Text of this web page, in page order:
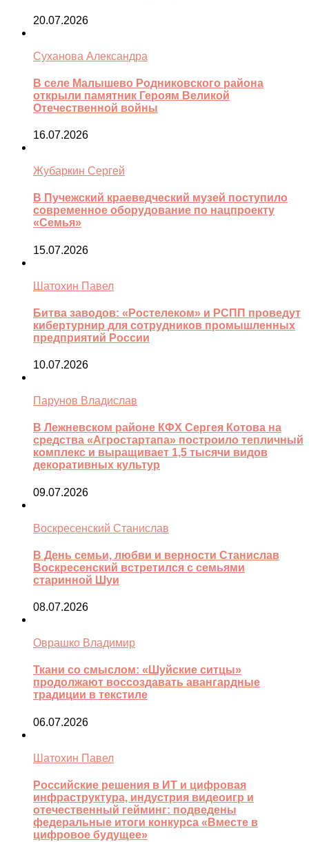
20.07.2026
Суханова Александра
В селе Малышево Родниковского района
открыли памятник Героям Великой
Отечественной войны
16.07.2026
Жубаркин Сергей
В Пучежский краеведческий музей поступило
современное оборудование по нацпроекту
«Семья»
15.07.2026
Шатохин Павел
Битва заводов: «Ростелеком» и РСПП проведут
кибертурнир для сотрудников промышленных
предприятий России
10.07.2026
Парунов Владислав
В Лежневском районе КФХ Сергея Котова на
средства «Агростартапа» построило тепличный
комплекс и выращивает 1,5 тысячи видов
декоративных культур
09.07.2026
Воскресенский Станислав
В День семьи, любви и верности Станислав
Воскресенский встретился с семьями
старинной Шуи
08.07.2026
Оврашко Владимир
Ткани со смыслом: «Шуйские ситцы»
продолжают воссоздавать авангардные
традиции в текстиле
06.07.2026
Шатохин Павел
Российские решения в ИТ и цифровая
инфраструктура, индустрия видеоигр и
отечественный гейминг: подведены
федеральные итоги конкурса «Вместе в
цифровое будущее»